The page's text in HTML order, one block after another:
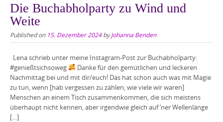
Die Buchabholparty zu Wind und
Weite
Published on 15. Dezember 2024byJohanna Benden
Lena schrieb unter meine Instagram-Post zur Buchabholparty:
#genießtsichsoweg
Danke für den gemütlichen und leckeren
Nachmittag bei und mit dir/euch! Das hat schon auch was mit Magie
zu tun, wenn [hab vergessen zu zählen, wie viele wir waren]
Menschen an einem Tisch zusammenkommen, die sich meistens
überhaupt nicht kennen, aber irgendwie gleich auf ’ner Wellenlänge
[…]